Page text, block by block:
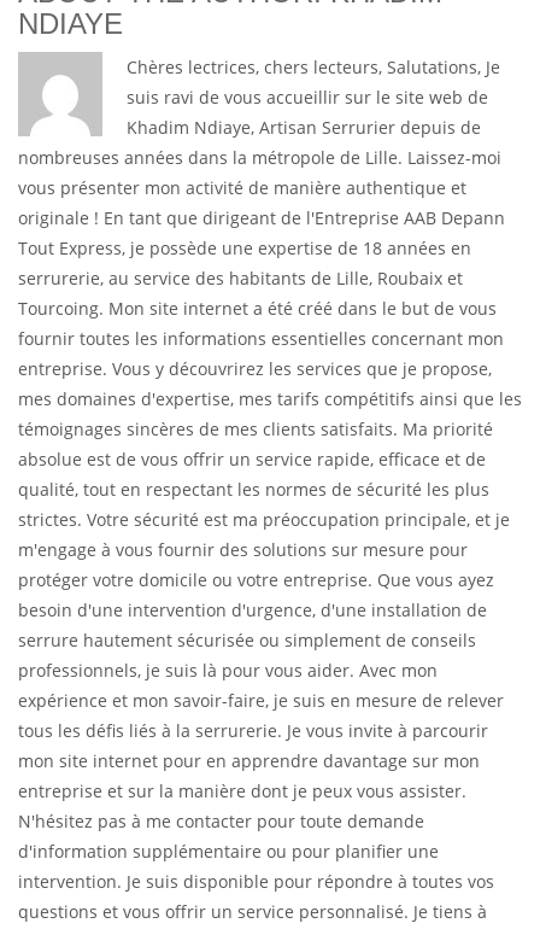
NDIAYE
Chères lectrices, chers lecteurs, Salutations, Je
suis ravi de vous accueillir sur le site web de
Khadim Ndiaye, Artisan Serrurier depuis de
nombreuses années dans la métropole de Lille. Laissez-moi
vous présenter mon activité de manière authentique et
originale ! En tant que dirigeant de l'Entreprise AAB Depann
Tout Express, je possède une expertise de 18 années en
serrurerie, au service des habitants de Lille, Roubaix et
Tourcoing. Mon site internet a été créé dans le but de vous
fournir toutes les informations essentielles concernant mon
entreprise. Vous y découvrirez les services que je propose,
mes domaines d'expertise, mes tarifs compétitifs ainsi que les
témoignages sincères de mes clients satisfaits. Ma priorité
absolue est de vous offrir un service rapide, efficace et de
qualité, tout en respectant les normes de sécurité les plus
strictes. Votre sécurité est ma préoccupation principale, et je
m'engage à vous fournir des solutions sur mesure pour
protéger votre domicile ou votre entreprise. Que vous ayez
besoin d'une intervention d'urgence, d'une installation de
serrure hautement sécurisée ou simplement de conseils
professionnels, je suis là pour vous aider. Avec mon
expérience et mon savoir-faire, je suis en mesure de relever
tous les défis liés à la serrurerie. Je vous invite à parcourir
mon site internet pour en apprendre davantage sur mon
entreprise et sur la manière dont je peux vous assister.
N'hésitez pas à me contacter pour toute demande
d'information supplémentaire ou pour planifier une
intervention. Je suis disponible pour répondre à toutes vos
questions et vous offrir un service personnalisé. Je tiens à